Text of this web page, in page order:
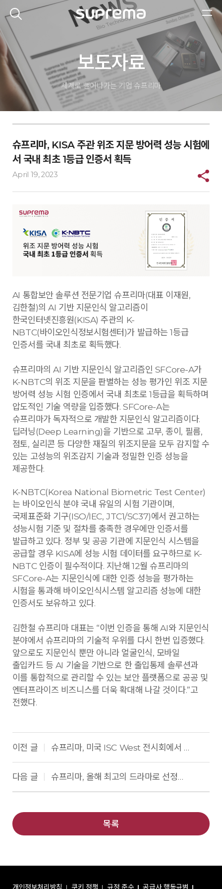
보도자료
세계로 뻗어나가는 기업 슈프리마
슈프리마, KISA 주관 위조 지문 방어력 성능 시험에
서 국내 최초 1등급 인증서 획득
April 19, 2023
AI 통합보안 솔루션 전문기업 슈프리마(대표 이재원,
김한철)의 AI 기반 지문인식 알고리즘이
한국인터넷진흥원(KISA) 주관의 K-
NBTC(바이오인식정보시험센터)가 발급하는 1등급
인증서를 국내 최초로 획득했다.
슈프리마의 AI 기반 지문인식 알고리즘인 SFCore-A가
K-NBTC의 위조 지문을 판별하는 성능 평가인 위조 지문
방어력 성능 시험 인증에서 국내 최초로 1등급을 획득하며
압도적인 기술 역량을 입증했다. SFCore-A는
슈프리마가 독자적으로 개발한 지문인식 알고리즘이다.
딥러닝(Deep Learning)을 기반으로 고무, 종이, 필름,
점토, 실리콘 등 다양한 재질의 위조지문을 모두 감지할 수
있는 고성능의 위조감지 기술과 정밀한 인증 성능을
제공한다.
K-NBTC(Korea National Biometric Test Center)
는 바이오인식 분야 국내 유일의 시험 기관이며,
국제표준화 기구(ISO/IEC, JTC1/SC37)에서 권고하는
성능시험 기준 및 절차를 충족한 경우에만 인증서를
발급하고 있다. 정부 및 공공 기관에 지문인식 시스템을
공급할 경우 KISA에 성능 시험 데이터를 요구하므로 K-
NBTC 인증이 필수적이다. 지난해 12월 슈프리마의
SFCore-A는 지문인식에 대한 인증 성능을 평가하는
시험을 통과해 바이오인식시스템 알고리즘 성능에 대한
인증서도 보유하고 있다.
김한철 슈프리마 대표는 “이번 인증을 통해 AI와 지문인식
분야에서 슈프리마의 기술적 우위를 다시 한번 입증했다.
앞으로도 지문인식 뿐만 아니라 얼굴인식, 모바일
출입카드 등 AI 기술을 기반으로 한 출입통제 솔루션과
이를 통합적으로 관리할 수 있는 보안 플랫폼으로 공공 및
엔터프라이즈 비즈니스를 더욱 확대해 나갈 것이다.”고
전했다.
이전 글 슈프리마, 미국 ISC West 전시회에서 통합 보안 솔루션 공개
다음 글 슈프리마, 올해 최고의 드라마로 선정된 ‘모범택시2’에 제품 협찬
목록
개인정보처리방침 쿠키 정책 규정 준수 공급사 행동규범